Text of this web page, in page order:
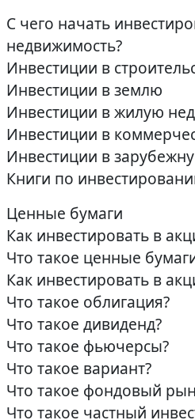
С чего начать
недвижимость?
Инвестиции в
Инвестиции в землю
Инвестиции в жилую
Инвестиции в
Инвестиции в
Книги по
Ценные бумаги
Как инвестировать в
Что такое ценные
Как инвестировать в
Что такое облигация?
Что такое дивиденд?
Что такое фьючерсы?
Что такое вариант?
Что такое фондовый
Что такое частный